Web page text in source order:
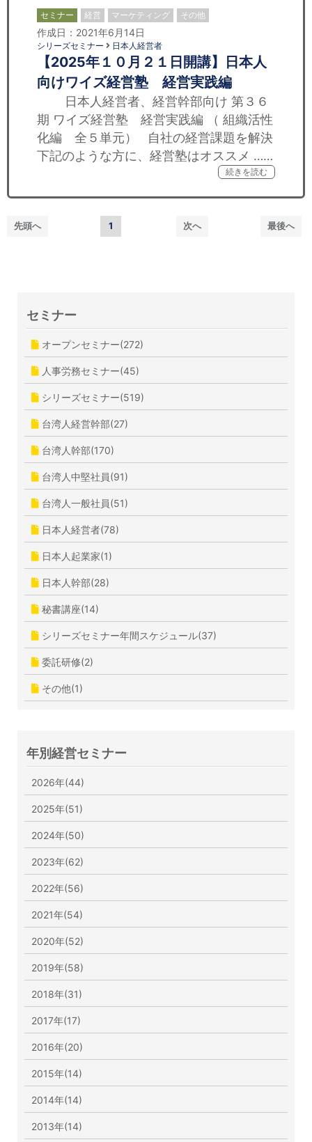
セミナー 経営 マーケティング その他
作成日：2021年6月14日
シリーズセミナー 日本人経営者
【2025年１０月２１日開講】日本人
向けワイズ経営塾 経営実践編
日本人経営者、経営幹部向け 第３６
期 ワイズ経営塾 経営実践編 （ 組織活性
化編 全５単元） 自社の経営課題を解決
下記のような方に、経営塾はオススメ ……
続きを読む
先頭へ 1 次へ 最後へ
セミナー
オープンセミナー(272)
人事労務セミナー(45)
シリーズセミナー(519)
台湾人経営幹部(27)
台湾人幹部(170)
台湾人中堅社員(91)
台湾人一般社員(51)
日本人経営者(78)
日本人起業家(1)
日本人幹部(28)
秘書講座(14)
シリーズセミナー年間スケジュール(37)
委託研修(2)
その他(1)
年別経営セミナー
2026年(44)
2025年(51)
2024年(50)
2023年(62)
2022年(56)
2021年(54)
2020年(52)
2019年(58)
2018年(31)
2017年(17)
2016年(20)
2015年(14)
2014年(14)
2013年(14)